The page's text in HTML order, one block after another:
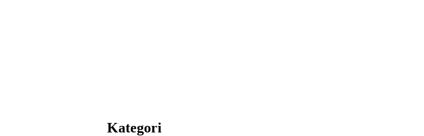
Kategori